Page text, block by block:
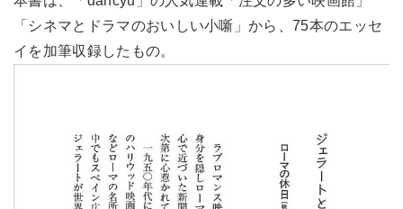
「シネマとドラマのおいしい小噺」から、75本のエッセ
イを加筆収録したもの。